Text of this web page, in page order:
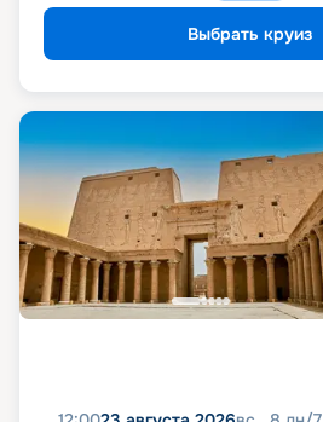
Выбрать круиз